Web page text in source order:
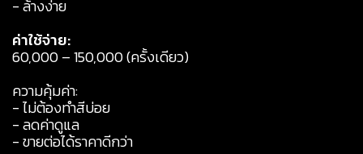
- ล้างง่าย
ค่าใช้จ่าย:
60,000 – 150,000 (ครั้งเดียว)
ความคุ้มค่า:
- ไม่ต้องทำสีบ่อย
- ลดค่าดูแล
- ขายต่อได้ราคาดีกว่า